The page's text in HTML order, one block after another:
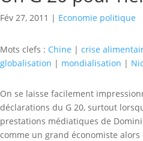
Fév 27, 2011 | Economie politique
Mots clefs : Chine | crise
globalisation | mondialisation |
On se laisse facilement
déclarations du G 20, surtout
prestations médiatiques de
comme un grand économiste